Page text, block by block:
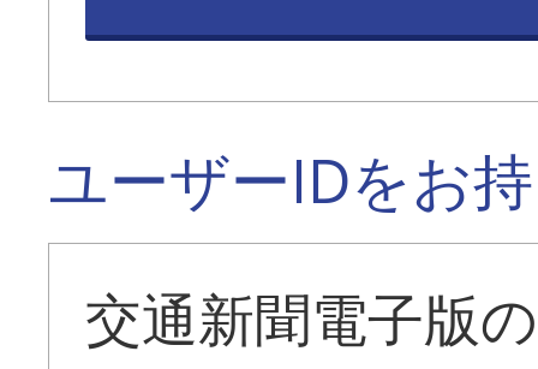
ユーザーIDをお
交通新聞電子版